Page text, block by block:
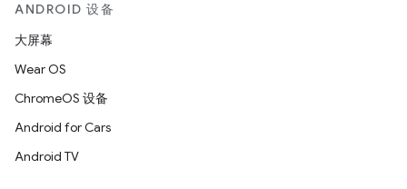
ANDROID 设备
大屏幕
Wear OS
ChromeOS 设备
Android for Cars
Android TV